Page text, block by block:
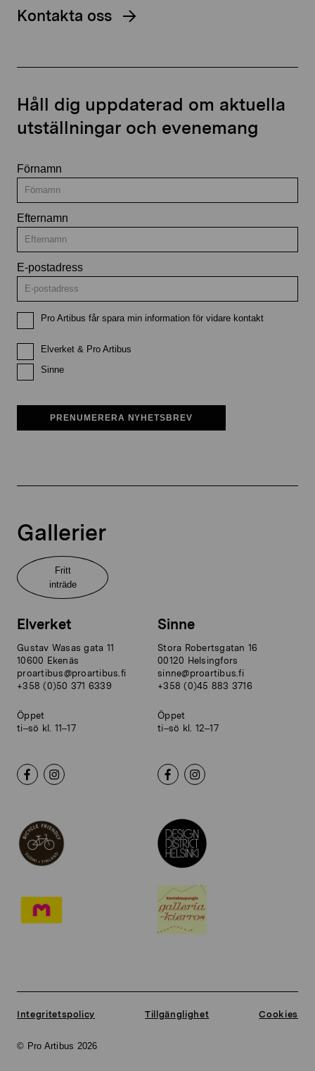
Kontakta oss
Håll dig uppdaterad om aktuella
utställningar och evenemang
Förnamn
Efternamn
E-postadress
Pro Artibus får spara min information för vidare kontakt
Elverket & Pro Artibus
Sinne
PRENUMERERA NYHETSBREV
Gallerier
Fritt
inträde
Elverket
Gustav Wasas gata 11
10600 Ekenäs
proartibus@proartibus.fi
+358 (0)50 371 6339
Öppet
ti–sö kl. 11–17
Sinne
Stora Robertsgatan 16
00120 Helsingfors
sinne@proartibus.fi
+358 (0)45 883 3716
Öppet
ti–sö kl. 12–17
© Pro Artibus 2026
Integritetspolicy Tillgänglighet Cookies